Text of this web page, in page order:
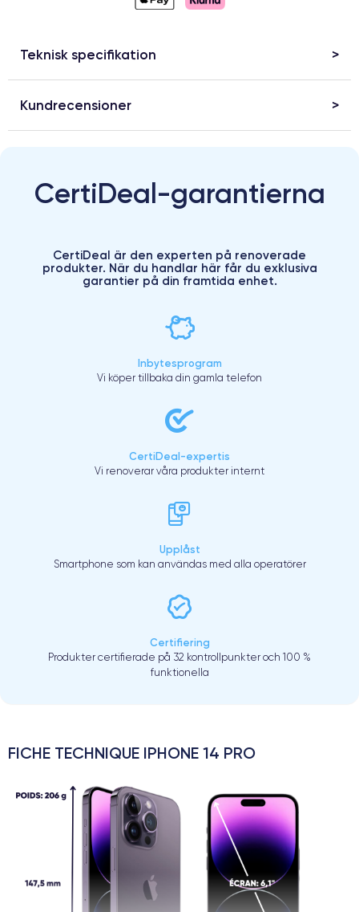
Teknisk specifikation
Kundrecensioner
CertiDeal-garantierna
CertiDeal är den experten på renoverade
produkter. När du handlar här får du exklusiva
garantier på din framtida enhet.
Inbytesprogram
Vi köper tillbaka din gamla telefon
CertiDeal-expertis
Vi renoverar våra produkter internt
Upplåst
Smartphone som kan användas med alla operatörer
Certifiering
Produkter certifierade på 32 kontrollpunkter och 100 %
funktionella
FICHE TECHNIQUE IPHONE 14 PRO